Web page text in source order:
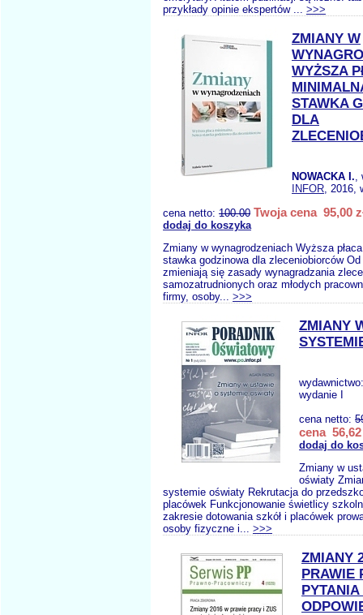
przykłady opinie ekspertów ... >>>
ZMIANY W
WYŻSZA
STAWKA
DLA
NOWACKA I.,
INFOR, 2016,
cena netto: 100.00 Twoja cena 95,00
dodaj do koszyka
Zmiany w wynagrodzeniach Wyższa
stawka godzinowa dla zleceniobiorców
zmieniają się zasady wynagradzania
samozatrudnionych oraz młodych
firmy, osoby... >>>
ZMIANY
wydanie I
cena netto:
cena 56,62
dodaj do
Zmiany w
oświaty
systemie oświaty Rekrutacja do
placówek Funkcjonowanie świetlicy
zakresie dotowania szkół i placówek
osoby fizyczne i... >>>
ZMIANY
PRAWIE
PYTANIA